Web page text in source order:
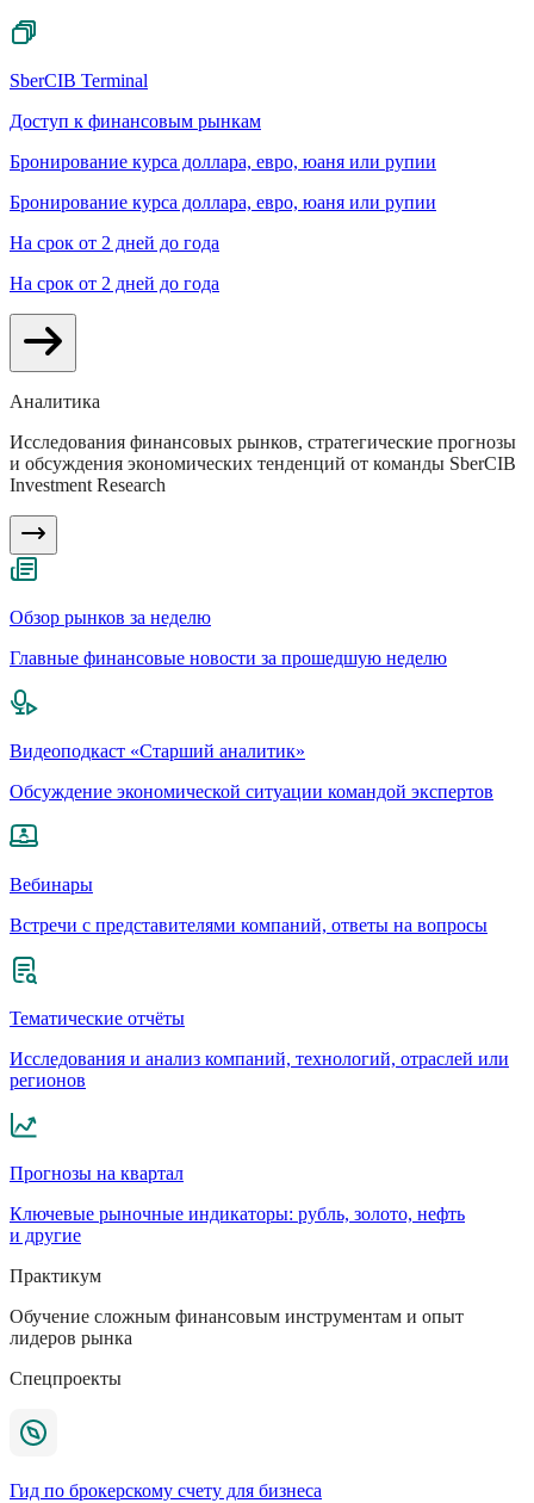
SberCIB Terminal
Доступ к финансовым рынкам
Бронирование курса доллара, евро, юаня или рупии
Бронирование курса доллара, евро, юаня или рупии
На срок от 2 дней до года
На срок от 2 дней до года
Аналитика
Исследования финансовых рынков, стратегические прогнозы
и обсуждения экономических тенденций от команды SberCIB
Investment Research
Обзор рынков за неделю
Главные финансовые новости за прошедшую неделю
Видеоподкаст «Старший аналитик»
Обсуждение экономической ситуации командой экспертов
Вебинары
Встречи с представителями компаний, ответы на вопросы
Тематические отчёты
Исследования и анализ компаний, технологий, отраслей или
регионов
Прогнозы на квартал
Ключевые рыночные индикаторы: рубль, золото, нефть
и другие
Практикум
Обучение сложным финансовым инструментам и опыт
лидеров рынка
Спецпроекты
Гид по брокерскому счету для бизнеса